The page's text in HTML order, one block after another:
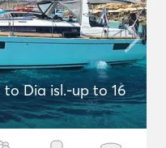
to Dia isl.-up to 16